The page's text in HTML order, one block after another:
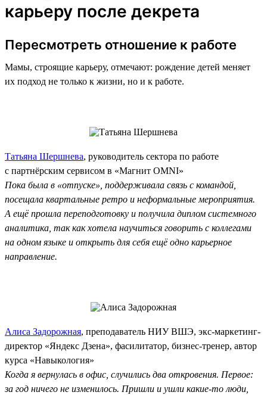
карьеру после декрета
Пересмотреть отношение к работе
Мамы, строящие карьеру, отмечают: рождение детей меняет
их подход не только к жизни, но и к работе.
Татьяна Шершнева, руководитель сектора по работе
с партнёрским сервисом в «Магнит OMNI»
Пока была в «отпуске», поддерживала связь с командой,
посещала квартальные ретро и неформальные мероприятия.
А ещё прошла переподготовку и получила диплом системного
аналитика, так как хотела научиться говорить с коллегами
на одном языке и открыть для себя ещё одно карьерное
направление.
Алиса Задорожная, преподаватель НИУ ВШЭ, экс‑маркетинг-
директор «Яндекс Дзена», фасилитатор, бизнес-тренер, автор
курса «Навыкология»
Когда я вернулась в офис, случились два откровения. Первое:
за год ничего не изменилось. Пришли и ушли какие-то люди,